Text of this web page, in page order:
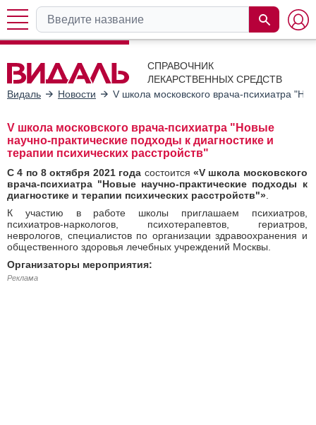
СПРАВОЧНИК
ЛЕКАРСТВЕННЫХ СРЕДСТВ
Видаль
Новости V школа московского врача-психиатра
V школа московского врача-психиатра "Новые
научно-практические подходы к диагностике и
терапии психических расстройств"
С 4 по 8 октября 2021 года состоится «V школа московского
врача-психиатра "Новые научно-практические подходы к
диагностике и терапии психических расстройств"»
К участию в работе школы приглашаем психиатров,
психиатров-наркологов, психотерапевтов, гериатров,
неврологов, специалистов по организации здравоохранения и
общественного здоровья лечебных учреждений Москвы.
Организаторы мероприятия:
Реклама